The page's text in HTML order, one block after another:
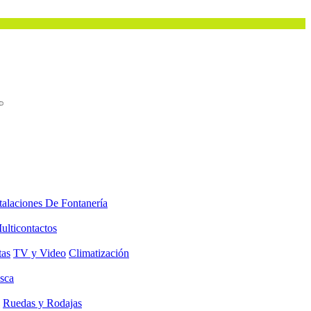
De Fontanería
TV y Video Climatización
Ruedas y Rodajas